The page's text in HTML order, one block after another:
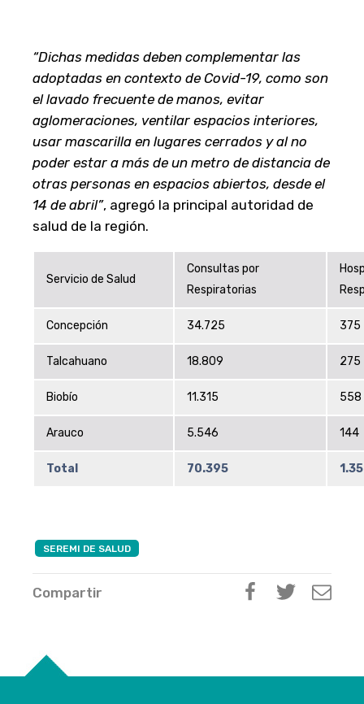
“Dichas medidas deben complementar las
adoptadas en contexto de Covid-19, como son
el lavado frecuente de manos, evitar
aglomeraciones, ventilar espacios interiores,
usar mascarilla en lugares cerrados y al no
poder estar a más de un metro de distancia de
otras personas en espacios abiertos, desde el
14 de abril”, agregó la principal autoridad de
salud de la región.
Servicio de Salud
Consultas por
Respiratorias
Concepción 34.725 375
Talcahuano 18.809 275
Biobío 11.315 558
Arauco 5.546 144
Total 70.395
SEREMI DE SALUD
Compartir